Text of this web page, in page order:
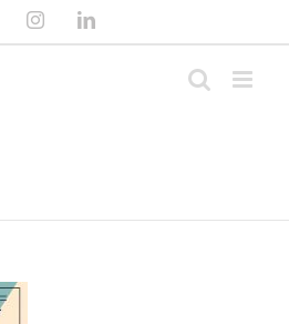
FacebookInstagramLinkedIn